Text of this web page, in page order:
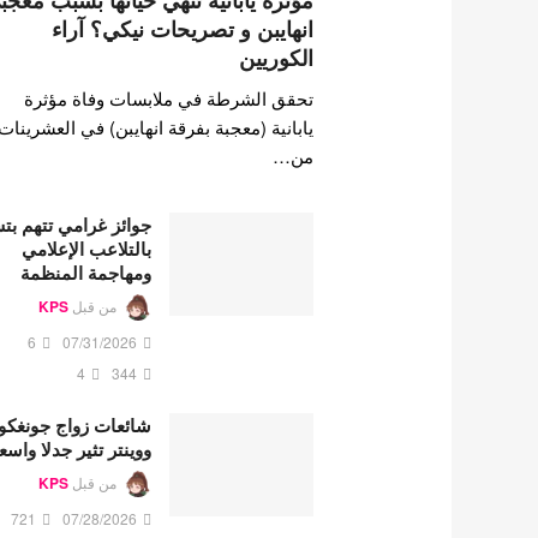
انهايبن و تصريحات نيكي؟ آراء
الكوريين
تحقق الشرطة في ملابسات وفاة مؤثرة
يابانية (معجبة بفرقة انهايبن) في العشرينات
من…
جوائز غرامي تتهم
بالتلاعب الإعلامي
ومهاجمة المنظمة
من قبل KPS
07/31/2026
6
344
4
شائعات زواج
ووينتر تثير جدلا
من قبل KPS
07/28/2026
721